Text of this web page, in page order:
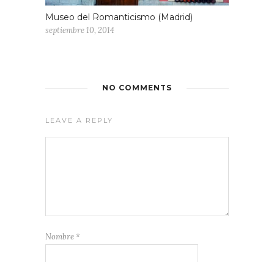
Museo del Romanticismo (Madrid)
septiembre 10, 2014
NO COMMENTS
LEAVE A REPLY
Nombre *